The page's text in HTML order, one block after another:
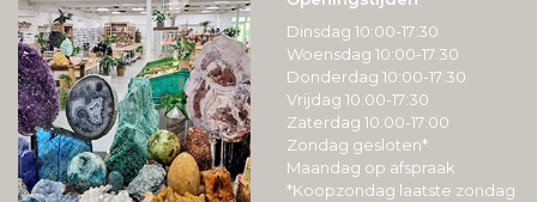
Dinsdag 10:00-17:30
Woensdag 10:00-17:30
Donderdag 10:00-17:30
Vrijdag 10:00-17:30
Zaterdag 10:00-17:00
Zondag gesloten*
Maandag op afspraak
*Koopzondag laatste zondag